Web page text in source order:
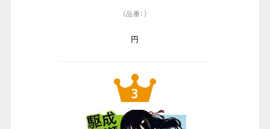
（品番：）
円